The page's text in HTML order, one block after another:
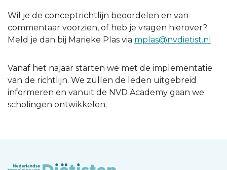
Wil je de conceptrichtlijn beoordelen en van
commentaar voorzien, of heb je vragen hierover?
Meld je dan bij Marieke Plas via mplas@nvdietist.nl .
Vanaf het najaar starten we met de implementatie
van de richtlijn. We zullen de leden uitgebreid
informeren en vanuit de NVD Academy gaan we
scholingen ontwikkelen.